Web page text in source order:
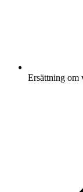
Ersättning om